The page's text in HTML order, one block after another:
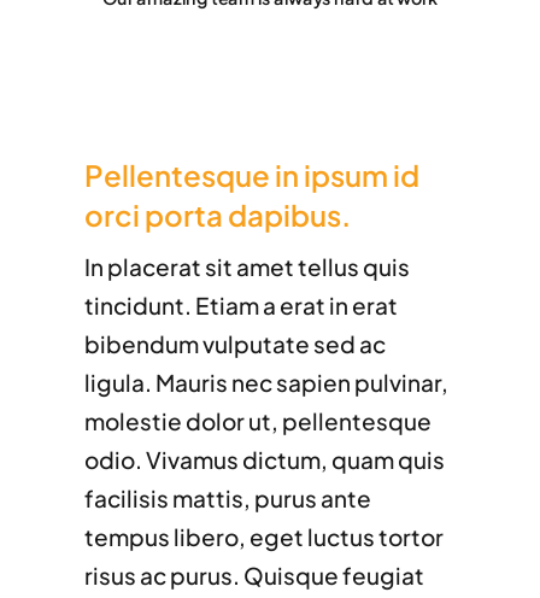
Pellentesque in ipsum id
orci porta dapibus.
In placerat sit amet tellus quis
tincidunt. Etiam a erat in erat
bibendum vulputate sed ac
ligula. Mauris nec sapien pulvinar,
molestie dolor ut, pellentesque
odio. Vivamus dictum, quam quis
facilisis mattis, purus ante
tempus libero, eget luctus tortor
risus ac purus. Quisque feugiat